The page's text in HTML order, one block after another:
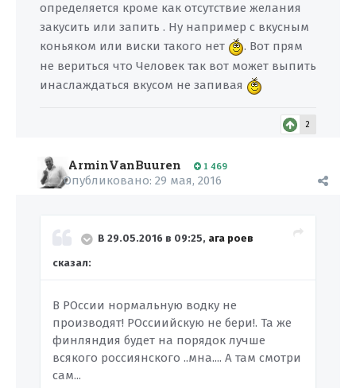
определяется кроме как отсутствие желания
закусить или запить . Ну например с вкусным
коньяком или виски такого нет
. Вот прям
не вериться что Человек так вот может выпить
инаслаждаться вкусом не запивая
2
ArminVanBuuren 1 469
Опубликовано: 29 мая, 2016
В 29.05.2016 в 09:25, ага роев
сказал:
В РОссии нормальную водку не
производят! РОссиийскую не бери!. Та же
финляндия будет на порядок лучше
всякого россиянского ..мна.... А там смотри
сам...